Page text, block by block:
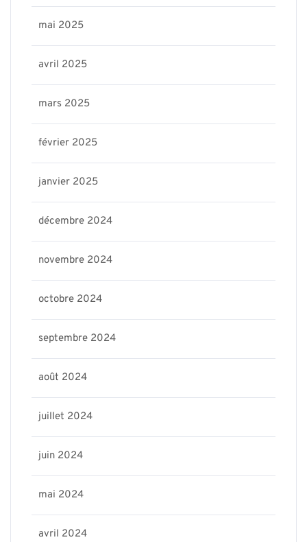
mai 2025
avril 2025
mars 2025
février 2025
janvier 2025
décembre 2024
novembre 2024
octobre 2024
septembre 2024
août 2024
juillet 2024
juin 2024
mai 2024
avril 2024